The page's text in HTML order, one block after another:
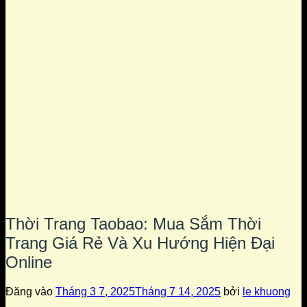
Thời Trang Taobao: Mua Sắm Thời
Trang Giá Rẻ Và Xu Hướng Hiện Đại
Online
Đăng vào Tháng 3 7, 2025Tháng 7 14, 2025 bởi le khuong